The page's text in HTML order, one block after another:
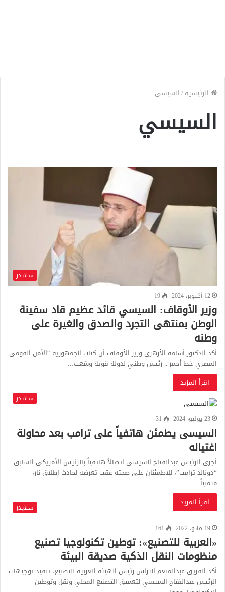
الرئيسية/السيسي
السيسي
سلايدر
12 أكتوبر، 2024
19
وزير الأوقاف: السيسي قائد عظيم قاد سفينة
الوطن بمنتهى التجرد والصدق والغيرة على
وطنه
أكد الدكتور أسامة الأزهري وزير الأوقاف أن كتاب الجمهورية “الأمن القومي
المصري خط أحمر .. رئيس وطني لدولة قوية وشعب…
اقرأ المزيد
سلايدر
23 يوليو، 2024
31
السيسى يطمئن هاتفياً على ترامب بعد محاولة
اغتياله
أجرى الرئيس عبدالفتاح السيسي اتصالاً هاتفياً بالرئيس الأمريكي السابق
“دونالد ترامب”، للاطمئنان على صحته عقب تعرضه لحادث إطلاق نار،
متمنياً…
اقرأ المزيد
سلايدر
19 مايو، 2022
161
«العربية للتصنيع»: توطين تكنولوجيا تصنيع
منظومات النقل الذكية صديقة البيئة
أكد الفريق عبدالمنعم التراس رئيس الهيئة العربية للتصنيع، تنفيذ توجيهات
الرئيس عبدالفتاح السيسي لتعميق التصنيع المحلي ونقل وتوطين